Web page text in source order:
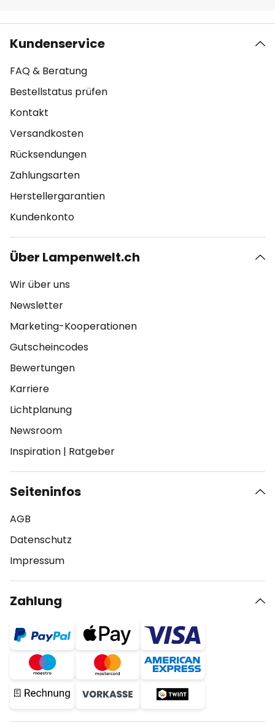
Kundenservice
FAQ & Beratung
Bestellstatus prüfen
Kontakt
Versandkosten
Rücksendungen
Zahlungsarten
Herstellergarantien
Kundenkonto
Über Lampenwelt.ch
Wir über uns
Newsletter
Marketing-Kooperationen
Gutscheincodes
Bewertungen
Karriere
Lichtplanung
Newsroom
Inspiration | Ratgeber
Seiteninfos
AGB
Datenschutz
Impressum
Zahlung